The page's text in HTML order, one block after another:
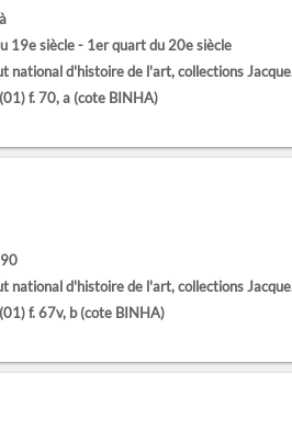
19e siècle - 1er quart du 20e siècle
d'histoire de l'art, collections Jacques Doucet (Paris)
f. 70, a (cote BINHA)
d'histoire de l'art, collections Jacques Doucet (Paris)
f. 67v, b(cote BINHA)